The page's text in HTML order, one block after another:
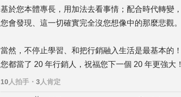
基於您本體專長，用加法去看事情；配合時代轉變，
您會發現、這一切確實完全沒您想像中的那麼悲觀。
當然，不停止學習、和把行銷融入生活是最基本的！
您都當了 20 年行銷人，祝福您下一個 20 年更強大！
10 人拍手 ・ 3人肯定